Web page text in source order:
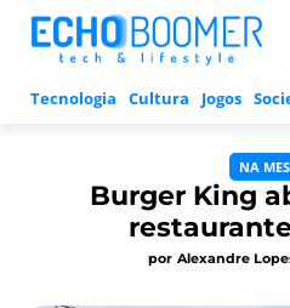
Tecnologia Cultura Jogos
NA
Burger King
por Alexandre